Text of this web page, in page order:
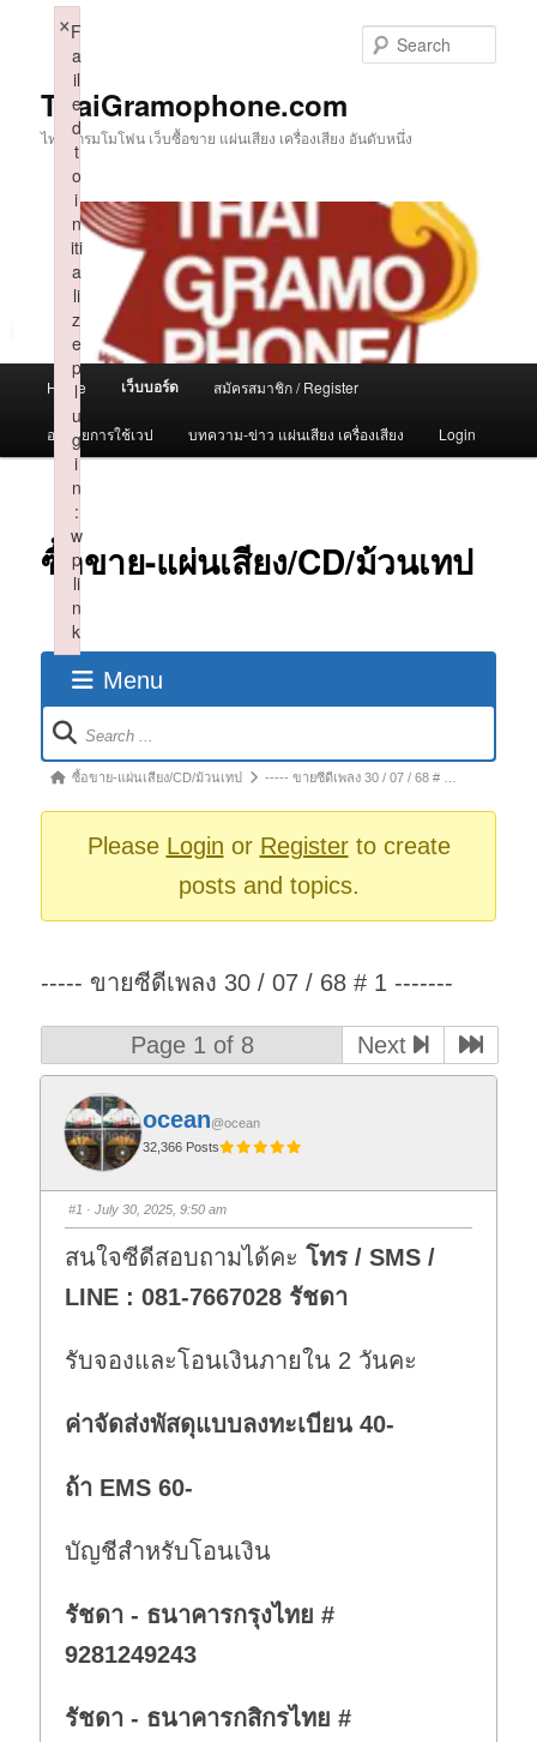
ThaiGramophone.com
ไทยแกรมโมโฟน เว็บซื้อขาย แผ่นเสียง เครื่องเสียง อันดับหนึ่ง
Home เว็บบอร์ด สมัครสมาชิก / Register
อธิบายการใช้เวป บทความ-ข่าว แผ่นเสียง เครื่องเสียง Login
ซื้อขาย-แผ่นเสียง/CD/ม้วนเทป
Menu
Forum
Navigation
Forumซื้อขาย-แผ่นเสียง/CD/ม้วนเทป ----- ขายซีดีเพลง 30 / 07 / 68 # …
Please Login or Registerto create
posts and topics.
----- ขายซีดีเพลง 30 / 07 / 68 # 1 -------
Page 1 of 8 Next
ocean@ocean
32,366 Posts
#1 · July 30, 2025, 9:50 am
สนใจซีดีสอบถามได้คะโทร / SMS /
LINE : 081-7667028 รัชดา
รับจองและโอนเงินภายใน 2 วันคะ
ค่าจัดส่งพัสดุแบบลงทะเบียน 40-
ถ้า EMS 60-
บัญชีสำหรับโอนเงิน
รัชดา - ธนาคารกรุงไทย #
9281249243
รัชดา - ธนาคารกสิกรไทย #
F
a
il
e
d
t
o
i
n
iti
a
li
z
e
p
l
u
g
i
n
:
w
p
li
n
k
×
Failed to initialize plugin: wplink